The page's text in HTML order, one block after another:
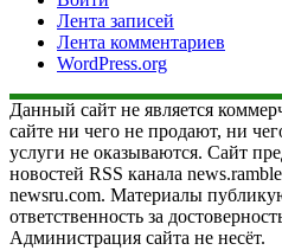
Лента записей
Лента комментариев
WordPress.org
Данный сайт не является
сайте ни чего не продают, ни
услуги не оказываются. Сайт
новостей RSS канала
newsru.com. Материалы
ответственность за
Администрация сайта не несёт.